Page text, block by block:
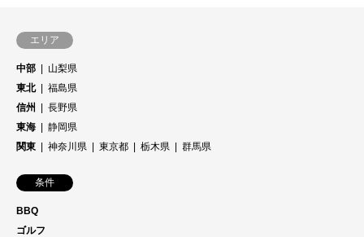
エリア
中部
山梨県
東北
福島県
信州
長野県
東海
静岡県
関東
神奈川県 東京都 栃木県 群馬県
条件
BBQ
ゴルフ